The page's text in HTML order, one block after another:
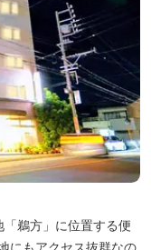
鵜方」に位置する便